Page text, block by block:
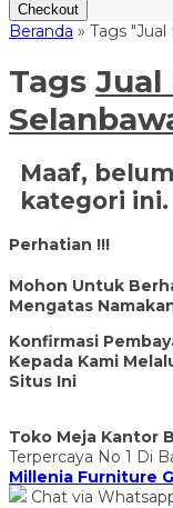
Checkout
Beranda » Tags
Tags Jual
Maaf,
kategori ini.
Perhatian !!!
Mohon Untuk
Mengatas
Konfirmasi
Kepada Kami
Situs Ini
Toko Meja Kantor
Terpercaya No 1 Di
Millenia Furniture
Chat via